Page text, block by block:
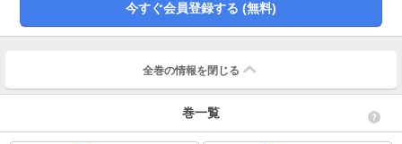
今すぐ会員登録する (無料)
全巻の情報を 閉じる
巻一覧